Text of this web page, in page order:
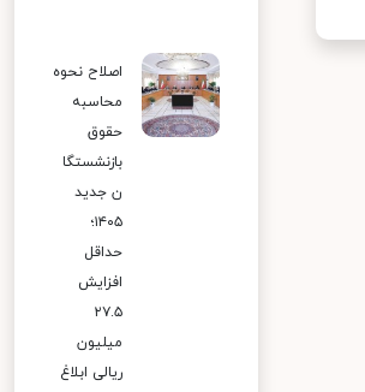
اصلاح نحوه
محاسبه
حقوق
بازنشستگا
ن جدید
۱۴۰۵؛
حداقل
افزایش
۲۷.۵
میلیون
ریالی ابلاغ